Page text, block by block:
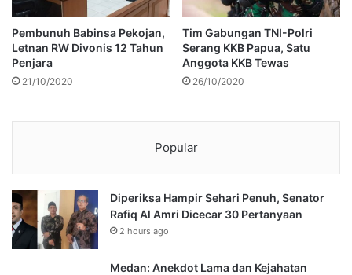
Pembunuh Babinsa Pekojan,
Letnan RW Divonis 12 Tahun
Penjara
21/10/2020
Tim Gabungan TNI-Polri
Serang KKB Papua, Satu
Anggota KKB Tewas
26/10/2020
Popular
Diperiksa Hampir Sehari Penuh, Senator
Rafiq Al Amri Dicecar 30 Pertanyaan
2 hours ago
Medan: Anekdot Lama dan Kejahatan